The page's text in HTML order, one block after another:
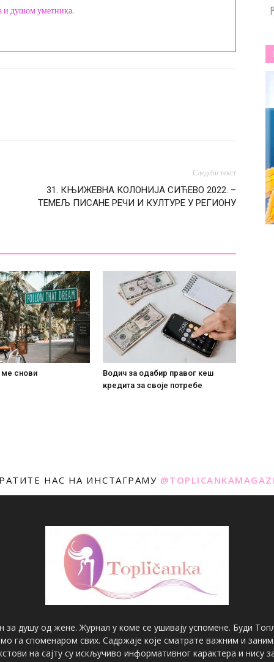
и душом уметника.
Следећи текст
31. КЊИЖЕВНА КОЛОНИЈА СИЋЕВО 2022. –
ТЕМЕЉ ПИСАНЕ РЕЧИ И КУЛТУРЕ У РЕГИОНУ
ме снови
Водич за одабир правог кеш
кредита за своје потребе
НАС НА ИНСТАГРАМУ
за душу од жене. Журнал у коме се ушивају успомене. Буди
га споменаром свих. Садржаје које сматрате важним и
на сајту су искључиво информативног карактера и